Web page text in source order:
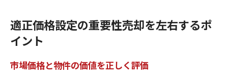
適正価格設定の重要性売却を左右するポ
イント
市場価格と物件の価値を正しく評価